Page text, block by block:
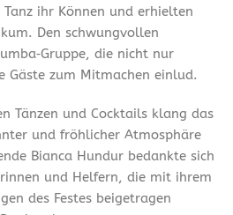
ihr Können und erhielten
Den schwungvollen
die nicht nur
Gäste zum Mitmachen einlud.
Tänzen und Cocktails klang das
und fröhlicher Atmosphäre
Bianca Hundur bedankte sich
und Helfern, die mit ihrem
des Festes beigetragen